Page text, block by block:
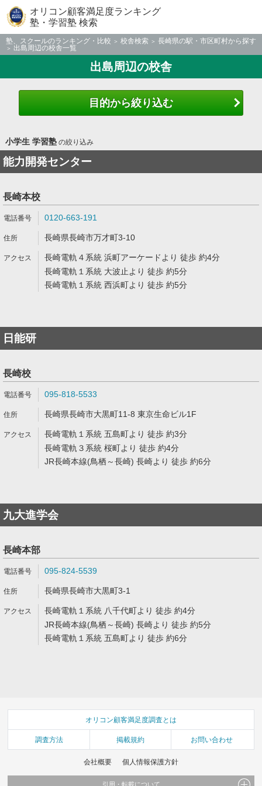
オリコン顧客満足度ランキング
塾・学習塾 検索
塾、スクールのランキング・比較 校舎検索
長崎県の駅・市区町村から探す
出島周辺の校舎一覧
出島周辺の校舎
目的から絞り込む
小学生 学習塾の絞り込み
能力開発センター
長崎本校
0120-663-191
長崎県長崎市万才町3-10
長崎電軌４系統 浜町アーケードより 徒歩 約4分
長崎電軌１系統 大波止より 徒歩 約5分
長崎電軌１系統 西浜町より 徒歩 約5分
日能研
長崎校
095-818-5533
長崎県長崎市大黒町11-8 東京生命ビル1F
長崎電軌１系統 五島町より 徒歩 約3分
長崎電軌３系統 桜町より 徒歩 約4分
JR長崎本線(鳥栖～長崎) 長崎より 徒歩 約6分
九大進学会
長崎本部
095-824-5539
長崎県長崎市大黒町3-1
長崎電軌１系統 八千代町より 徒歩 約4分
JR長崎本線(鳥栖～長崎) 長崎より 徒歩 約5分
長崎電軌１系統 五島町より 徒歩 約6分
オリコン顧客満足度調査とは
調査方法 掲載規約 お問い合わせ
会社概要 個人情報保護方針
引用・転載について